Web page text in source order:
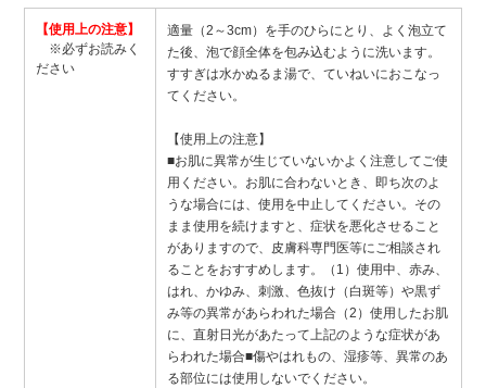
【使用上の注意】
※必ずお読みく
ださい
適量（2～3cm）を手のひらにとり、よく泡立て
た後、泡で顔全体を包み込むように洗います。
すすぎは水かぬるま湯で、ていねいにおこなっ
てください。
【使用上の注意】
■お肌に異常が生じていないかよく注意してご使
用ください。お肌に合わないとき、即ち次のよ
うな場合には、使用を中止してください。その
まま使用を続けますと、症状を悪化させること
がありますので、皮膚科専門医等にご相談され
ることをおすすめします。（1）使用中、赤み、
はれ、かゆみ、刺激、色抜け（白斑等）や黒ず
み等の異常があらわれた場合（2）使用したお肌
に、直射日光があたって上記のような症状があ
らわれた場合■傷やはれもの、湿疹等、異常のあ
る部位には使用しないでください。